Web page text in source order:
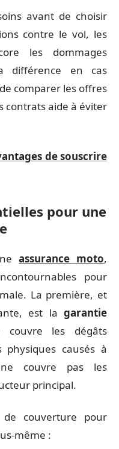
avant de choisir
contre le vol, les
les dommages
différence en cas
comparer les offres
contrats aide à éviter
de souscrire
pour une
assurance moto,
pour
La première, et
est la garantie
couvre les dégâts
causés à
ne couvre pas les
principal.
couverture pour
même :